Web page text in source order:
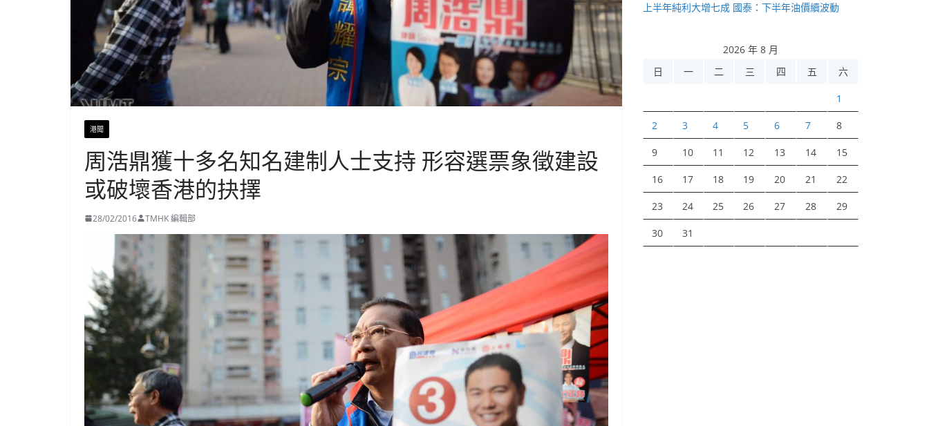
港聞
周浩鼎獲十多名知名建制人士支持 形容選票象徵建設
或破壞香港的抉擇
28/02/2016 TMHK 編輯部
上半年純利大增七成 國泰：下半年油價續波動
2026 年 8 月
日
一 二 三 四 五 六
1
2 3 4 5 6 7 8
9 10 11 12 13 14 15
16 17 18 19 20 21 22
23 24 25 26 27 28 29
30 31